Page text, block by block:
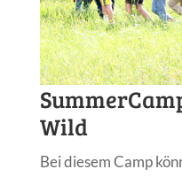
Wild
Bei diesem Camp